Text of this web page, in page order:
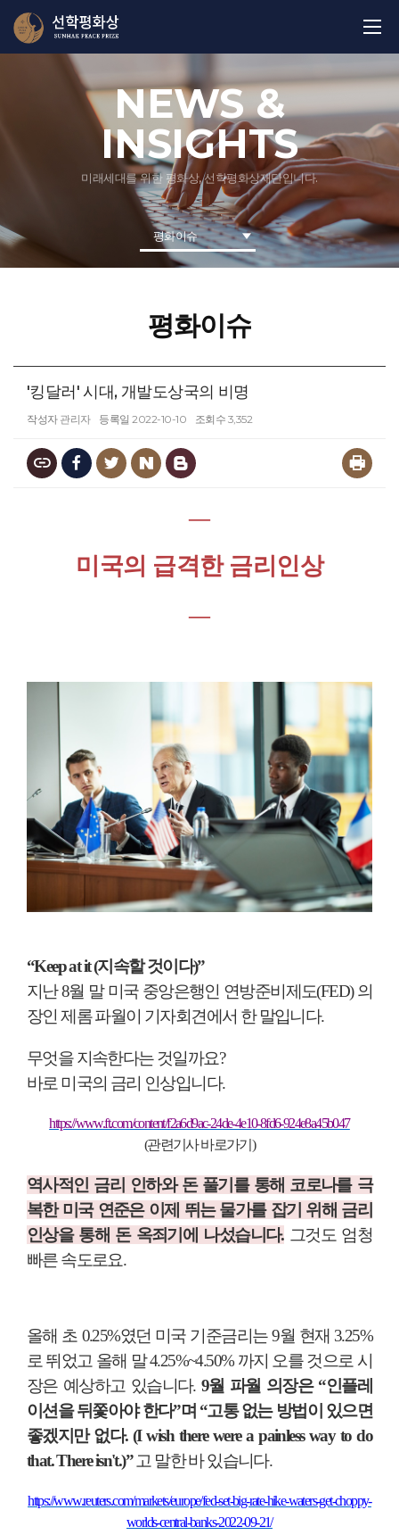
NEWS &
INSIGHTS
미래세대를 위한 평화상, 선학평화상재단입니다.
평화이슈
평화이슈
'킹달러' 시대, 개발도상국의 비명
작성자 관리자 등록일 2022-10-10 조회수 3,352
―
미국의 급격한 금리인상
―
“Keep at it (지속할 것이다)”
지난8월 말 미국 중앙은행인 연방준비제도(FED)의
장인 제롬 파월이 기자회견에서 한 말입니다.
무엇을 지속한다는 것일까요?
바로 미국의 금리 인상입니다.
https://www.ft.com/content/f2a6d9ac-24de-4e10-8fd6-924e8a45b047
(관련기사 바로가기 )
역사적인 금리 인하와 돈 풀기를 통해 코로나를 극
복한 미국 연준은 이제 뛰는 물가를 잡기 위해 금리
인상을 통해 돈 옥죄기에 나섰습니다. 그것도 엄청
빠른 속도로요.
올해 초 0.25%였던 미국 기준금리는9월 현재 3.25%
로 뛰었고 올해 말4.25%~4.50%까지 오를 것으로 시
장은 예상하고 있습니다. 9월 파월 의장은 “인플레
이션을 뒤쫓아야 한다”며 “고통 없는 방법이 있으면
좋겠지만 없다. (I wish there were a painless way to do
that. There isn't.)”고 말한 바 있습니다.
https://www.reuters.com/markets/europe/fed-set-big-rate-hike-waters-get-choppy-
worlds-central-banks-2022-09-21/